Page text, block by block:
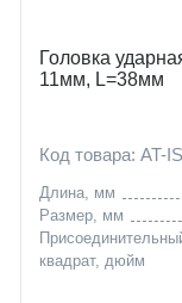
Головка
11мм, L=38мм
Код товара: AT-
Длина, мм
Размер, мм
квадрат, дюйм